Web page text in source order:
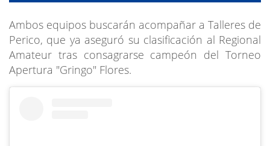
Ambos equipos buscarán acompañar a Talleres de
Perico, que ya aseguró su clasificación al Regional
Amateur tras consagrarse campeón del Torneo
Apertura "Gringo" Flores.